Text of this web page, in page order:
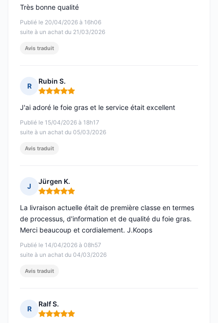
Publié le 20/04/2026 à 16h06
suite à un achat du 21/03/2026
Très bonne qualité
Avis traduit
R
Rubin S.
Note : 5 sur 5
Publié le 15/04/2026 à 18h17
suite à un achat du 05/03/2026
J'ai adoré le foie gras et le service était excellent
Avis traduit
J
Jürgen K.
Note : 5 sur 5
Publié le 14/04/2026 à 08h57
suite à un achat du 04/03/2026
La livraison actuelle était de première classe en termes
de processus, d'information et de qualité du foie gras.
Merci beaucoup et cordialement. J.Koops
Avis traduit
R
Ralf S.
Note : 5 sur 5